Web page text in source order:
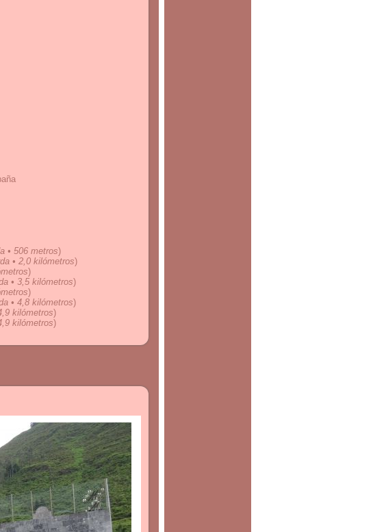
• 506 metros)
• 2,0 kilómetros)
)
• 3,5 kilómetros)
)
• 4,8 kilómetros)
kilómetros)
kilómetros)